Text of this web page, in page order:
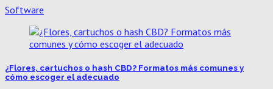
Software
¿Flores, cartuchos o hash CBD? Formatos más comunes y
cómo escoger el adecuado